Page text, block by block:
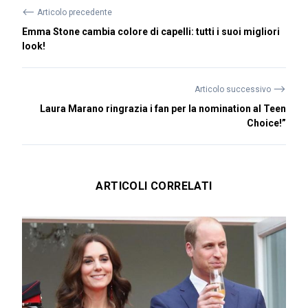
⟵ Articolo precedente
Emma Stone cambia colore di capelli: tutti i suoi migliori
look!
Articolo successivo ⟶
Laura Marano ringrazia i fan per la nomination al Teen
Choice!”
ARTICOLI CORRELATI